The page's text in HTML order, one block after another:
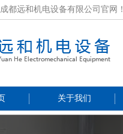
都远和机电设备有限公司官网！
关于我们